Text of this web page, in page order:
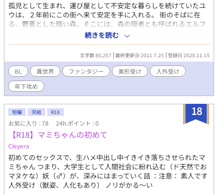
孤児として生まれ、運び屋として不安定な暮らしを続けていたユ
ウは、２年前にこの街へ来て安定を手に入れる。 街のそばに在
る、鬱蒼とした暗い森。そこには、森の隠者とも呼ばれるエルフ
が住んでいた。 褐色のエルフ、シャンティは、ユウを受け入れ、
彼に仕事を与え、そして溺愛する。ユウが、かつて愛した人間の
子孫だったから。少なくとも、ユウはそう思っている。 長い時間
を生きるが故に、たくさんの別れに胸を痛めているシャンティ。
幸せになって欲しいと願う一方で、あくまで過去の人を愛してい
るのだということに、複雑な気持ちになりながら、彼の元へと通
うユウだったが――。 森に住む褐色でふわふわしたエルフのシャ
ンティと、彼がかつて愛していた人の子孫、ユウが愛を育むお話
です。 ２０歳の青年×２００歳以上年上のエルフになります。シ
ャンティがユウを溺愛しています。 お話は攻め視点で進みます。
性描写は有りますが、軽いものです。 このお話でのエルフは、人
間の姿をした全く違う生き物、のような存在です。美しい化け物
みたいなものです。 少し重めの設定ですが、全体的にはハッピー
な流れになります。 ・一部 暴力的、合意の無い性行為、流血表
現が含まれます ・具体的な描写はほぼないですが、攻め、受け共
に相手以外との性的関係があった描写があります ・流れはハッピ
ーへ向かうのですがダークファンタジー系なので、全体に流れる
空気は暗いです ☆短編など追加していきます。
続きを読む
文字数 80,257 最終更新日 2021.7.25 登録日 2020.11.15
BL 異世界 ファンタジー 美形受け
人外受け
年下攻め
18
短編 完結 R18
お気に入り : 78 24h.ポイント : 0
【R18】マミちゃんの初めて
Cleyera
初めてのセックスで、生ハメ中出し中イきイき落ちさせられたマ
ミちゃん つまり、大学生として人間社会に紛れ込む（ド天然でお
マヌケな）妖（♂）が、深みにはまっていく話 ：注意： 素人です
人外受け（獣姿、人化もあり） ノリがかる〜い